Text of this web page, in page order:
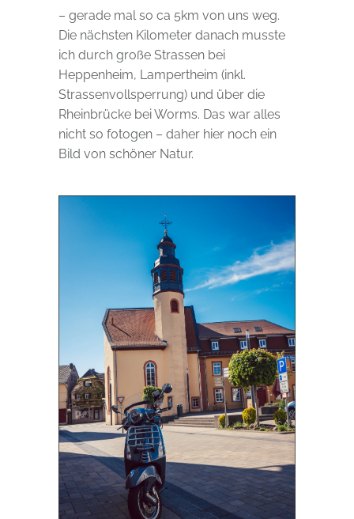
– gerade mal so ca 5km von uns weg.
Die nächsten Kilometer danach musste
ich durch große Strassen bei
Heppenheim, Lampertheim (inkl.
Strassenvollsperrung) und über die
Rheinbrücke bei Worms. Das war alles
nicht so fotogen – daher hier noch ein
Bild von schöner Natur.